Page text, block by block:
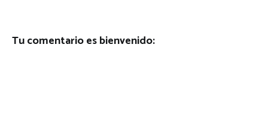
Tu comentario es bienvenido: